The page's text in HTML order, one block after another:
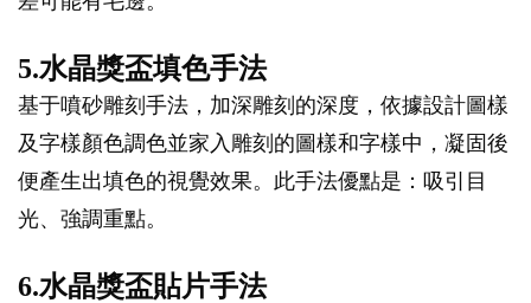
5.水晶獎盃填色手法
基于噴砂雕刻手法，加深雕刻的深度，依據設計圖樣
及字樣顏色調色並家入雕刻的圖樣和字樣中，凝固後
便產生出填色的視覺效果。此手法優點是：吸引目
光、強調重點。
6.水晶獎盃貼片手法